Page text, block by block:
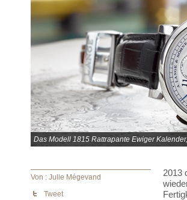
Das Modell 1815 Rattrapante Ewiger
Von : Julie Mégevand
Tweet
2013